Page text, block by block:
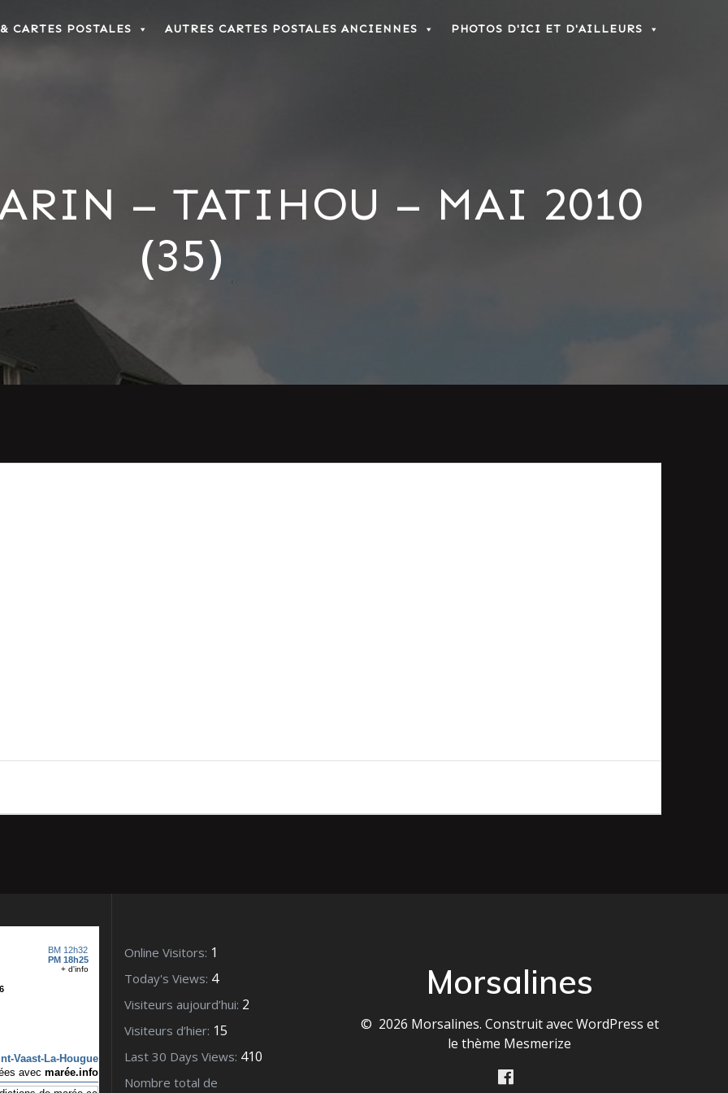
CARTES POSTALES AUTRES CARTES POSTALES ANCIENNES PHOTOS D'ICI ET D'AILLEURS
– TATIHOU – MAI 2010
(35)
Online Visitors: 1
Today's Views: 4
Visiteurs aujourd’hui: 2
Visiteurs d’hier: 15
Last 30 Days Views: 410
Nombre total de
Morsalines
© 2026 Morsalines. Construit avec WordPress et
lethème Mesmerize